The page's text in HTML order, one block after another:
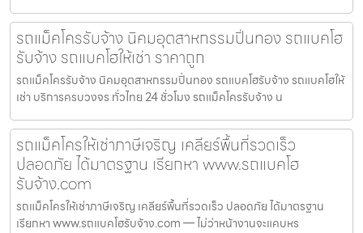
รถแม็คโครรับจ้าง นิคมอุตสาหกรรมปิ่นทอง รถแบคโฮ
รับจ้าง รถแบคโฮให้เช่า ราคาถูก
รถแม็คโครรับจ้าง นิคมอุตสาหกรรมปิ่นทอง รถแบคโฮรับจ้าง รถแบคโฮให้
เช่า บริการครบวงจร ทั่วไทย 24 ชั่วโมง รถแม็คโครรับจ้าง น
รถแม็คโครให้เช่าภาษีเจริญ เคลียร์พื้นที่รวดเร็ว
ปลอดภัย ได้มาตรฐาน เรียกหา www.รถแบคโฮ
รับจ้าง.com
รถแม็คโครให้เช่าภาษีเจริญ เคลียร์พื้นที่รวดเร็ว ปลอดภัย ได้มาตรฐาน
เรียกหา www.รถแบคโฮรับจ้าง.com — ไม่ว่าหน้างานจะแคบหร